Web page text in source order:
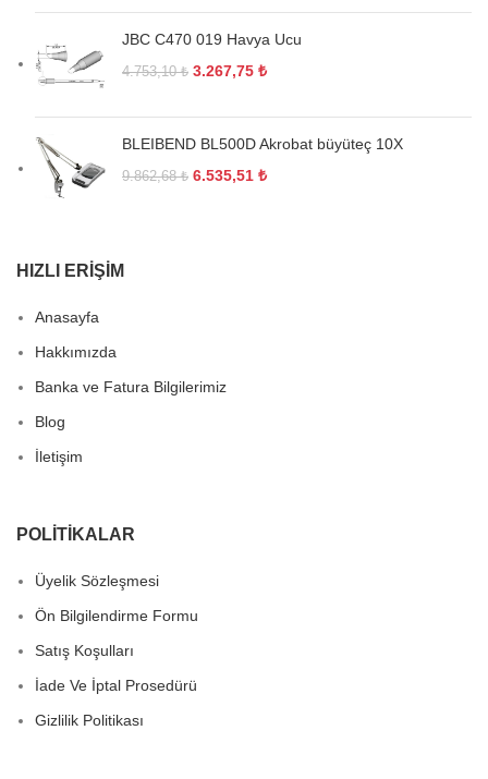
JBC C470 019 Havya Ucu
4.753,10₺ 3.267,75 ₺
BLEIBEND BL500D Akrobat büyüteç 10X
9.862,68₺ 6.535,51 ₺
HIZLI ERIŞIM
Anasayfa
Hakkımızda
Banka ve Fatura Bilgilerimiz
Blog
İletişim
POLITIKALAR
Üyelik Sözleşmesi
Ön Bilgilendirme Formu
Satış Koşulları
İade Ve İptal Prosedürü
Gizlilik Politikası